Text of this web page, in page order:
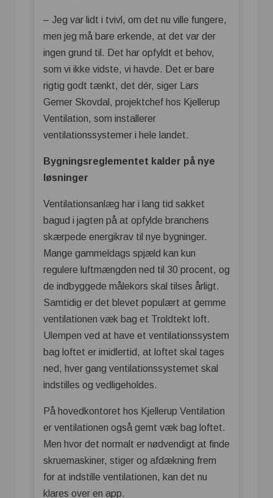
– Jeg var lidt i tvivl, om det nu ville fungere,
men jeg må bare erkende, at det var der
ingen grund til. Det har opfyldt et behov,
som vi ikke vidste, vi havde. Det er bare
rigtig godt tænkt, det dér, siger Lars
Gerner Skovdal, projektchef hos Kjellerup
Ventilation, som installerer
ventilationssystemer i hele landet.
Bygningsreglementet kalder på nye
løsninger
Ventilationsanlæg har i lang tid sakket
bagud i jagten på at opfylde branchens
skærpede energikrav til nye bygninger.
Mange gammeldags spjæld kan kun
regulere luftmængden ned til 30 procent, og
de indbyggede målekors skal tilses årligt.
Samtidig er det blevet populært at gemme
ventilationen væk bag et Troldtekt loft.
Ulempen ved at have et ventilationssystem
bag loftet er imidlertid, at loftet skal tages
ned, hver gang ventilationssystemet skal
indstilles og vedligeholdes.
På hovedkontoret hos Kjellerup Ventilation
er ventilationen også gemt væk bag loftet.
Men hvor det normalt er nødvendigt at finde
skruemaskiner, stiger og afdækning frem
for at indstille ventilationen, kan det nu
klares over en app.